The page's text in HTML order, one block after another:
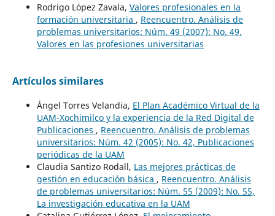
Rodrigo López Zavala, Valores profesionales en la
formación universitaria , Reencuentro. Análisis de
problemas universitarios: Núm. 49 (2007): No. 49,
Valores en las profesiones universitarias
Artículos similares
Ángel Torres Velandia, El Plan Académico Virtual de la
UAM-Xochimilco y la experiencia de la Red Digital de
Publicaciones , Reencuentro. Análisis de problemas
universitarios: Núm. 42 (2005): No. 42, Publicaciones
periódicas de la UAM
Claudia Santizo Rodall, Las mejores prácticas de
gestión en educación básica , Reencuentro. Análisis
de problemas universitarios: Núm. 55 (2009): No. 55,
La investigación educativa en la UAM